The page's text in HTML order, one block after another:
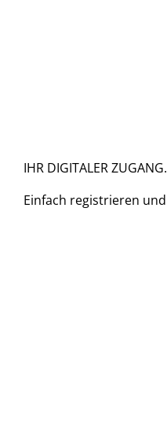
IHR DIGITALER ZUGANG.
Einfach registrieren und